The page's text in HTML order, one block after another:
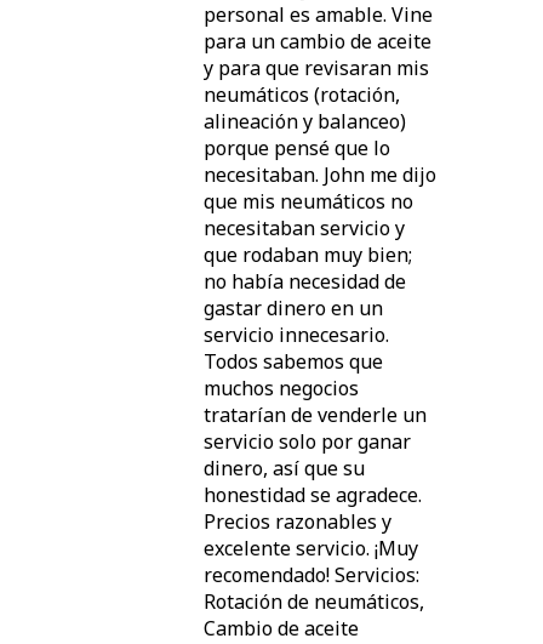
personal es amable. Vine
para un cambio de aceite
y para que revisaran mis
neumáticos (rotación,
alineación y balanceo)
porque pensé que lo
necesitaban. John me dijo
que mis neumáticos no
necesitaban servicio y
que rodaban muy bien;
no había necesidad de
gastar dinero en un
servicio innecesario.
Todos sabemos que
muchos negocios
tratarían de venderle un
servicio solo por ganar
dinero, así que su
honestidad se agradece.
Precios razonables y
excelente servicio. ¡Muy
recomendado! Servicios:
Rotación de neumáticos,
Cambio de aceite